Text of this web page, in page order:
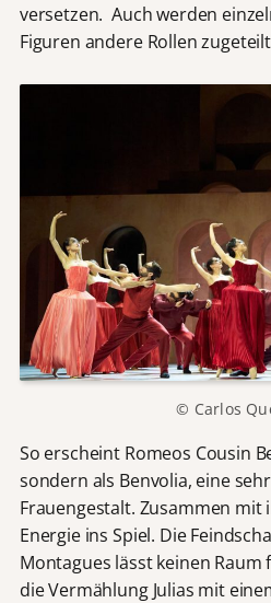
versetzen. Auch werden
Figuren andere Rollen
© Carlos
So erscheint Romeos Cousin
sondern als Benvolia, eine
Frauengestalt. Zusammen
Energie ins Spiel. Die
Montagues lässt keinen Raum
die Vermählung Julias mit